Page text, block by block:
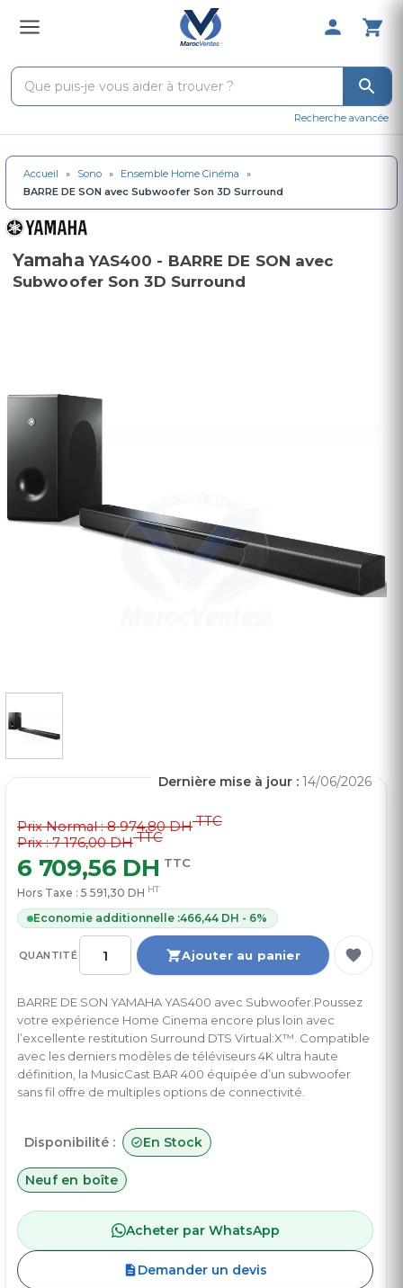
0 Produit
Recherche avancée
Accueil » Sono » Ensemble Home Cinéma
»
BARRE DE SON avec Subwoofer Son 3D Surround
YamahaYAS400 - BARRE DE SON avec
Subwoofer Son 3D Surround
QUANTITÉ Ajouter au panier
Prix Normal :8 974,80 DHTTC
Prix : 7 176,00 DHTTC
6 709,56 DH TTC
Hors Taxe : 5 591,30 DH HT
Economie additionnelle :466,44 DH - 6%
BARRE DE SON YAMAHA YAS400 avec Subwoofer.Poussez
votre expérience Home Cinema encore plus loin avec
l’excellente restitution Surround DTS Virtual:X™. Compatible
avec les derniers modèles de téléviseurs 4K ultra haute
définition, la MusicCast BAR 400 équipée d’un subwoofer
sans fil offre de multiples options de connectivité.
Disponibilité : En Stock
Dernière mise à jour : 14/06/2026
Neuf en boîte
Acheter par WhatsApp
Demander un devis